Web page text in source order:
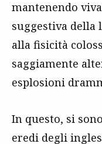
mantenendo
suggestiva della
alla fisicità
saggiamente
esplosioni
In questo, si
eredi degli